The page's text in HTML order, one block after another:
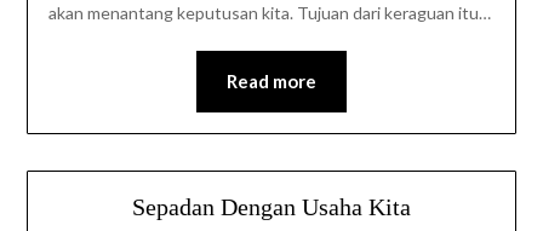
akan menantang keputusan kita. Tujuan dari keraguan itu…
Read more
Sepadan Dengan Usaha Kita